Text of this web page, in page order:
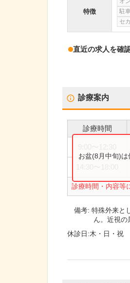
特徴
駐
セ
直近の求人を確
診療案内
診療時間
診療時間・内容等
お盆(8月中旬)は
備考:特殊外来と
ん。近視の
休診日:木・日・祝